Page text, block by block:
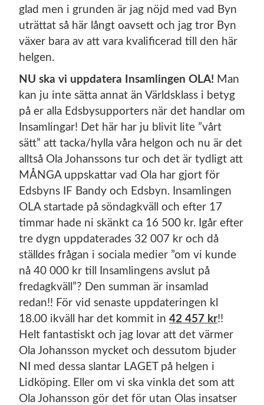
glad men i grunden är jag nöjd med vad Byn
uträttat så här långt oavsett och jag tror Byn
växer bara av att vara kvalificerad till den här
helgen.
NU ska vi uppdatera Insamlingen OLA! Man
kan ju inte sätta annat än Världsklass i betyg
på er alla Edsbysupporters när det handlar om
Insamlingar! Det här har ju blivit lite ”vårt
sätt” att tacka/hylla våra helgon och nu är det
alltså Ola Johanssons tur och det är tydligt att
MÅNGA uppskattar vad Ola har gjort för
Edsbyns IF Bandy och Edsbyn. Insamlingen
OLA startade på söndagkväll och efter 17
timmar hade ni skänkt ca 16 500 kr. Igår efter
tre dygn uppdaterades 32 007 kr och då
ställdes frågan i sociala medier ”om vi kunde
nå 40 000 kr till Insamlingens avslut på
fredagkväll”? Den summan är insamlad
redan!! För vid senaste uppdateringen kl
18.00 ikväll har det kommit in 42 457 kr!!
Helt fantastiskt och jag lovar att det värmer
Ola Johansson mycket och dessutom bjuder
NI med dessa slantar LAGET på helgen i
Lidköping. Eller om vi ska vinkla det som att
Ola Johansson gör det för utan Olas insatser